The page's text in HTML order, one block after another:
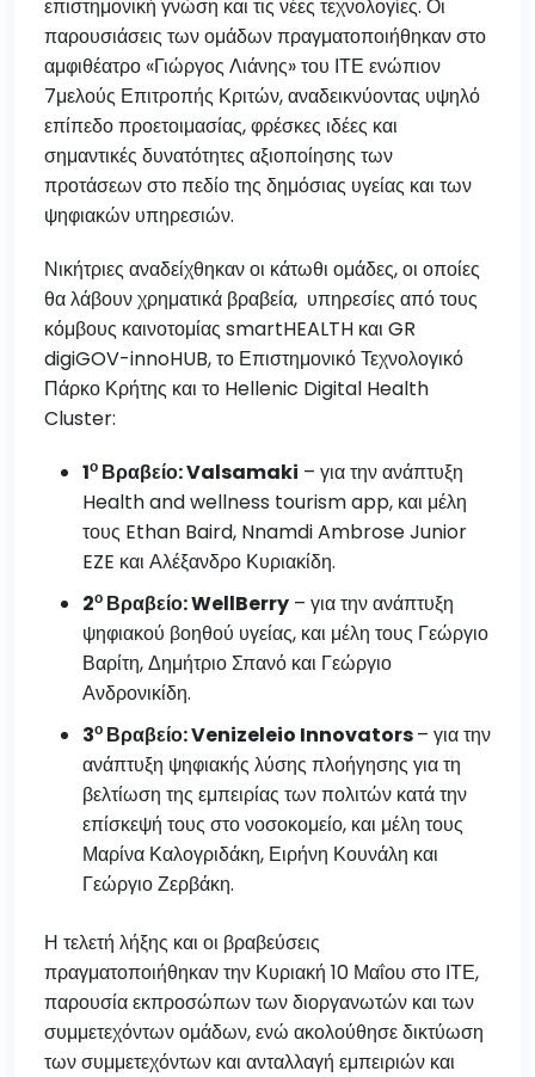
επιστημονική γνώση και τις νέες τεχνολογίες. Οι
παρουσιάσεις των ομάδων πραγματοποιήθηκαν στο
αμφιθέατρο «Γιώργος Λιάνης» του ΙΤΕ ενώπιον
7μελούς Επιτροπής Κριτών, αναδεικνύοντας υψηλό
επίπεδο προετοιμασίας, φρέσκες ιδέες και
σημαντικές δυνατότητες αξιοποίησης των
προτάσεων στο πεδίο της δημόσιας υγείας και των
ψηφιακών υπηρεσιών.
Νικήτριες αναδείχθηκαν οι κάτωθι ομάδες, οι οποίες
θα λάβουν χρηματικά βραβεία, υπηρεσίες από τους
κόμβους καινοτομίας smartHEALTH και GR
digiGOV-innoHUB, το Επιστημονικό Τεχνολογικό
Πάρκο Κρήτης και το Hellenic Digital Health
Cluster:
1ο Βραβείο:Valsamaki – για την ανάπτυξη
Health and wellness tourism app, και μέλη
τους Ethan Baird, Nnamdi Ambrose Junior
EZE και Αλέξανδρο Κυριακίδη.
2ο Βραβείο: WellBerry – για την ανάπτυξη
ψηφιακού βοηθού υγείας, και μέλη τους Γεώργιο
Βαρίτη, Δημήτριο Σπανό και Γεώργιο
Ανδρονικίδη.
3ο Βραβείο: Venizeleio Innovators– για την
ανάπτυξη ψηφιακής λύσης πλοήγησης για τη
βελτίωση της εμπειρίας των πολιτών κατά την
επίσκεψή τους στο νοσοκομείο, και μέλη τους
Μαρίνα Καλογριδάκη, Ειρήνη Κουνάλη και
Γεώργιο Ζερβάκη.
Η τελετή λήξης και οι βραβεύσεις
πραγματοποιήθηκαν την Κυριακή 10 Μαΐου στο ΙΤΕ,
παρουσία εκπροσώπων των διοργανωτών και των
συμμετεχόντων ομάδων, ενώ ακολούθησε δικτύωση
των συμμετεχόντων και ανταλλαγή εμπειριών και